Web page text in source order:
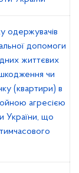
одержувачів
допомоги
життєвих
чи
(квартири) в
агресією
України, що